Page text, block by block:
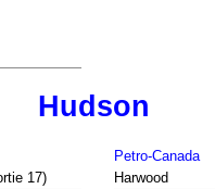
Hudson
17)
Petro-Canada
Harwood